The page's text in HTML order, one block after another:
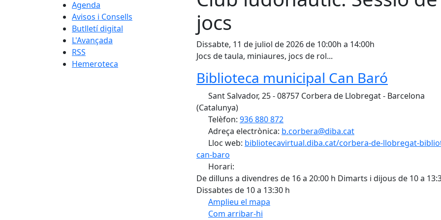
Agenda
Avisos i Consells
Butlletí digital
L'Avançada
RSS
Hemeroteca
jocs
Dissabte, 11 de juliol de 2026 de 10:00h a 14:00h
Jocs de taula, miniaures, jocs de rol...
Biblioteca municipal Can Baró
Sant Salvador, 25 - 08757 Corbera de Llobregat - Barcelona
(Catalunya)
Telèfon: 936 880 872
Adreça electrònica: b.corbera@diba.cat
Lloc web: bibliotecavirtual.diba.cat/corbera-de-llobregat-
can-baro
Horari:
De dilluns a divendres de 16 a 20:00 h Dimarts i dijous de 10 a
Dissabtes de 10 a 13:30 h
Amplieu el mapa
Com arribar-hi